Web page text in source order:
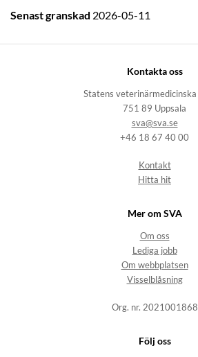
Senast granskad 2026-05-11
Kontakta oss
Statens
751 89 Uppsala
sva@sva.se
+46 18 67 40 00
Kontakt
Hitta hit
Mer om SVA
Om oss
Lediga jobb
Om webbplatsen
Visselblåsning
Org. nr. 2021001868
Följ oss